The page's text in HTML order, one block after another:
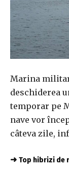
Marina
deschiderea
temporar pe
nave vor
câteva zile,
➜ Top hibrizi de